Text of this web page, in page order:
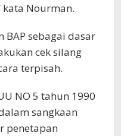
Nourman.
BAP sebagai dasar
cek silang
terpisah.
NO 5 tahun 1990
sangkaan
penetapan